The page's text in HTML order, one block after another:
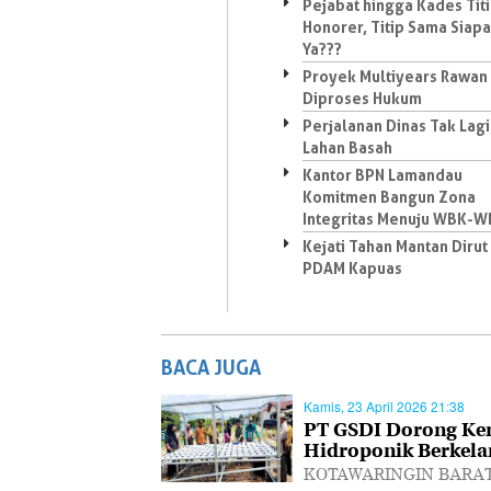
Pejabat hingga Kades
Honorer, Titip Sama Siapa
Ya???
Proyek Multiyears Rawan
Diproses Hukum
Perjalanan Dinas Tak
Lahan Basah
Kantor BPN Lamandau
Komitmen Bangun Zona
Integritas Menuju WBK-
Kejati Tahan Mantan Dirut
PDAM Kapuas
BACA JUGA
Kamis, 23 April 2026 21:38
PT GSDI Dorong
Hidroponik
KOTAWARINGIN